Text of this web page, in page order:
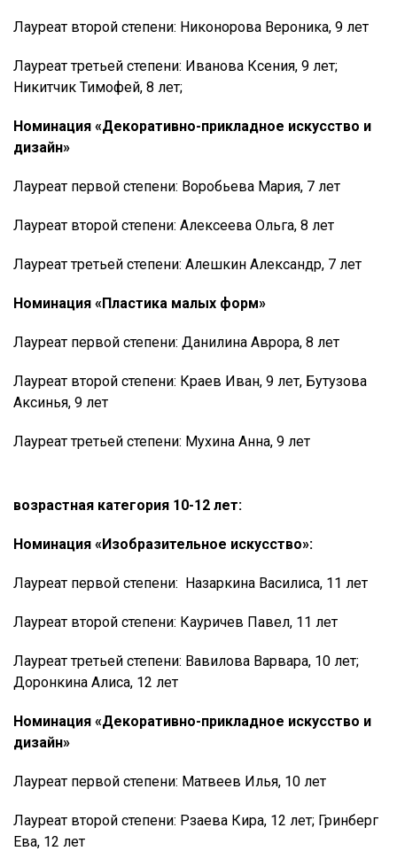
Лауреат второй степени: Никонорова Вероника, 9 лет
Лауреат третьей степени: Иванова Ксения, 9 лет;
Никитчик Тимофей, 8 лет;
Номинация «Декоративно-прикладное искусство и
дизайн»
Лауреат первой степени: Воробьева Мария, 7 лет
Лауреат второй степени: Алексеева Ольга, 8 лет
Лауреат третьей степени: Алешкин Александр, 7 лет
Номинация «Пластика малых форм»
Лауреат первой степени: Данилина Аврора, 8 лет
Лауреат второй степени: Краев Иван, 9 лет, Бутузова
Аксинья, 9 лет
Лауреат третьей степени: Мухина Анна, 9 лет
возрастная категория 10-12 лет:
Номинация «Изобразительное искусство»:
Лауреат первой степени: Назаркина Василиса, 11 лет
Лауреат второй степени: Кауричев Павел, 11 лет
Лауреат третьей степени: Вавилова Варвара, 10 лет;
Доронкина Алиса, 12 лет
Номинация «Декоративно-прикладное искусство и
дизайн»
Лауреат первой степени: Матвеев Илья, 10 лет
Лауреат второй степени: Рзаева Кира, 12 лет; Гринберг
Ева, 12 лет